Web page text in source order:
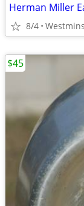
8/4
$45